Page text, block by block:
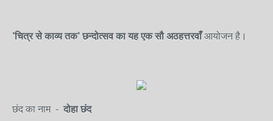
’चित्र से काव्य तक’ छन्दोत्सवका यह एकसौ अठहत्तरवाँआयोजन है।
छंद का नाम - दोहा छंद